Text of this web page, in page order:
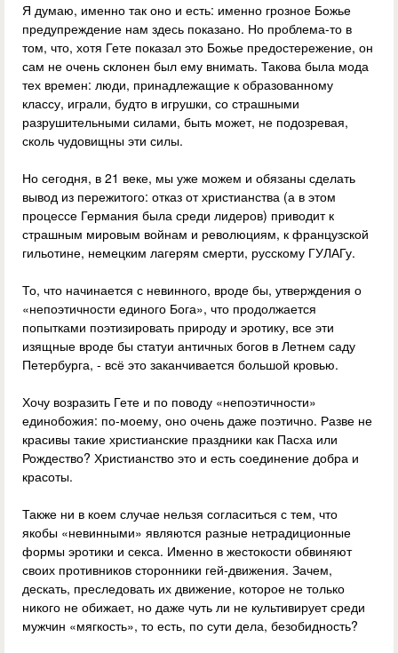
Я думаю, именно так оно и есть: именно грозное Божье
предупреждение нам здесь показано. Но проблема-то в
том, что, хотя Гете показал это Божье предостережение, он
сам не очень склонен был ему внимать. Такова была мода
тех времен: люди, принадлежащие к образованному
классу, играли, будто в игрушки, со страшными
разрушительными силами, быть может, не подозревая,
сколь чудовищны эти силы.
Но сегодня, в 21 веке, мы уже можем и обязаны сделать
вывод из пережитого: отказ от христианства (а в этом
процессе Германия была среди лидеров) приводит к
страшным мировым войнам и революциям, к французской
гильотине, немецким лагерям смерти, русскому ГУЛАГу.
То, что начинается с невинного, вроде бы, утверждения о
«непоэтичности единого Бога», что продолжается
попытками поэтизировать природу и эротику, все эти
изящные вроде бы статуи античных богов в Летнем саду
Петербурга, - всё это заканчивается большой кровью.
Хочу возразить Гете и по поводу «непоэтичности»
единобожия: по-моему, оно очень даже поэтично. Разве не
красивы такие христианские праздники как Пасха или
Рождество? Христианство это и есть соединение добра и
красоты.
Также ни в коем случае нельзя согласиться с тем, что
якобы «невинными» являются разные нетрадиционные
формы эротики и секса. Именно в жестокости обвиняют
своих противников сторонники гей-движения. Зачем,
дескать, преследовать их движение, которое не только
никого не обижает, но даже чуть ли не культивирует среди
мужчин «мягкость», то есть, по сути дела, безобидность?